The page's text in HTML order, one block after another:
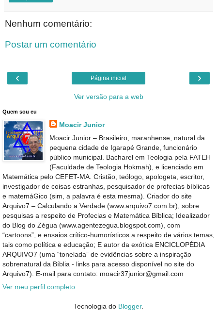
Nenhum comentário:
Postar um comentário
‹ ›
Página inicial
Ver versão para a web
Quem sou eu
Moacir Junior
Moacir Junior – Brasileiro, maranhense, natural da
pequena cidade de Igarapé Grande, funcionário
público municipal. Bacharel em Teologia pela FATEH
(Faculdade de Teologia Hokmah), e licenciado em
Matemática pelo CEFET-MA. Cristão, teólogo, apologeta, escritor,
investigador de coisas estranhas, pesquisador de profecias bíblicas
e matemáGico (sim, a palavra é esta mesma). Criador do site
Arquivo7 – Calculando a Verdade (www.arquivo7.com.br), sobre
pesquisas a respeito de Profecias e Matemática Bíblica; Idealizador
do Blog do Zégua (www.agentezegua.blogspot.com), com
“cartoons”, e ensaios crítico-humorísticos a respeito de vários temas,
tais como política e educação; E autor da exótica ENCICLOPÉDIA
ARQUIVO7 (uma “tonelada” de evidências sobre a inspiração
sobrenatural da Bíblia - links para acesso disponível no site do
Arquivo7). E-mail para contato: moacir37junior@gmail.com
Ver meu perfil completo
Tecnologia do Blogger.